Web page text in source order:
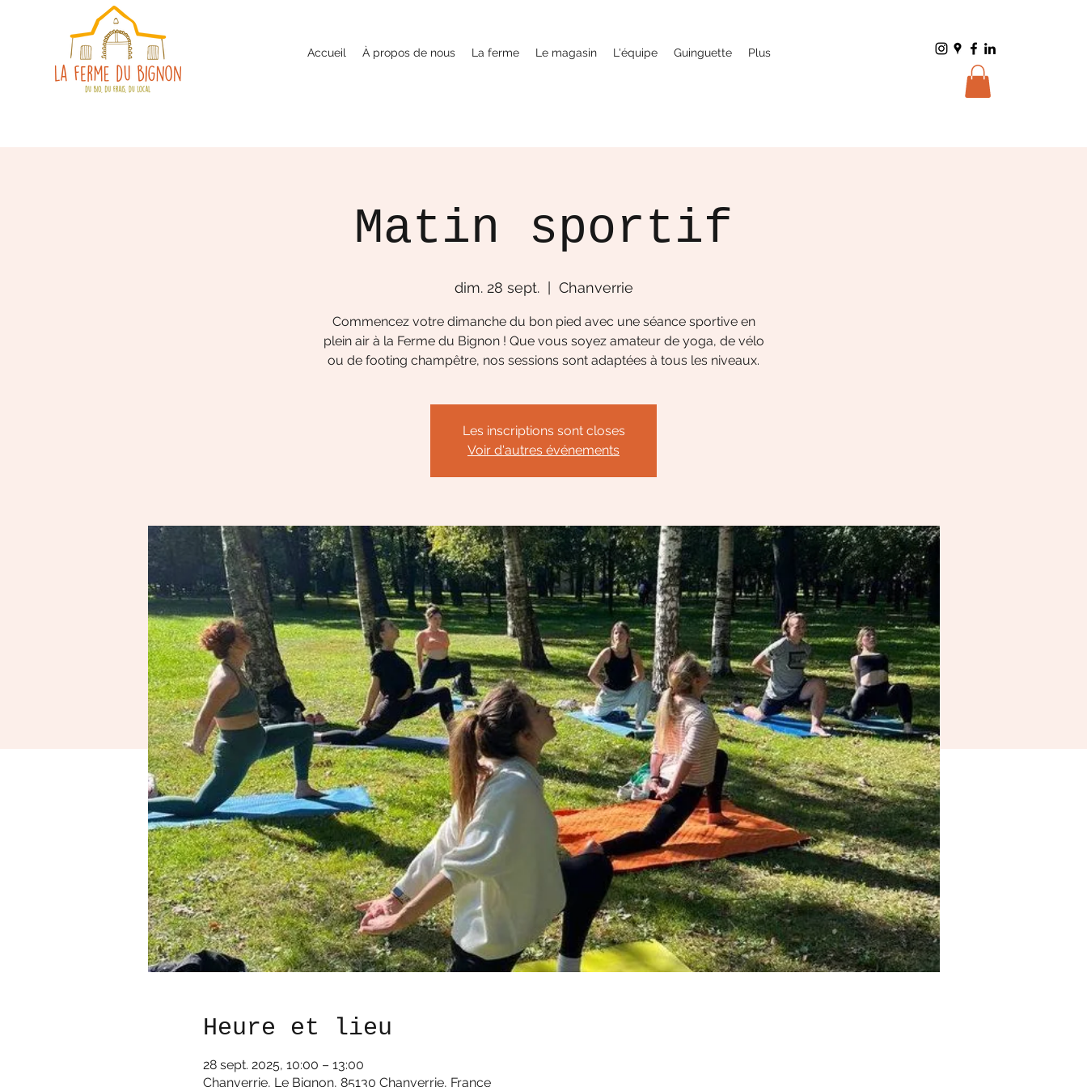
Accueil À propos de nous La ferme Le magasin L'équipe Guinguette Plus
Matin sportif
dim. 28 sept.
  |
Chanverrie
Commencez votre dimanche du bon pied avec une séance sportive en
plein air à la Ferme du Bignon ! Que vous soyez amateur de yoga, de vélo
ou de footing champêtre, nos sessions sont adaptées à tous les niveaux.
Les inscriptions sont closes
Voir d'autres événements
Heure et lieu
28 sept. 2025, 10:00 – 13:00
Chanverrie, Le Bignon, 85130 Chanverrie, France